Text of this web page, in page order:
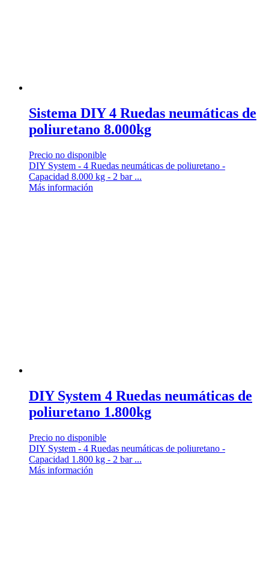
Sistema DIY 4 Ruedas neumáticas de
poliuretano 8.000kg
Precio no disponible
DIY System - 4 Ruedas neumáticas de poliuretano -
Capacidad 8.000 kg - 2 bar ...
Más información
DIY System 4 Ruedas neumáticas de
poliuretano 1.800kg
Precio no disponible
DIY System - 4 Ruedas neumáticas de poliuretano -
Capacidad 1.800 kg - 2 bar ...
Más información